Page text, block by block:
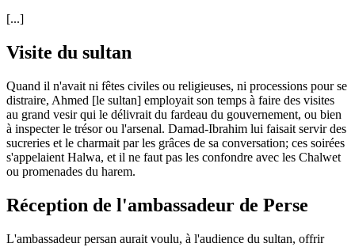
[...]
Visite du sultan
Quand il n'avait ni fêtes civiles ou religieuses, ni processions pour se
distraire, Ahmed [le sultan] employait son temps à faire des visites
au grand vesir qui le délivrait du fardeau du gouvernement, ou bien
à inspecter le trésor ou l'arsenal. Damad-Ibrahim lui faisait servir des
sucreries et le charmait par les grâces de sa conversation; ces soirées
s'appelaient Halwa, et il ne faut pas les confondre avec les Chalwet
ou promenades du harem.
Réception de l'ambassadeur de Perse
L'ambassadeur persan aurait voulu, à l'audience du sultan, offrir